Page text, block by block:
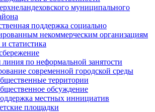
муниципального
поддержка социально
некоммерческим организациям
статистика
линия по неформальной занятости
современной городской среды
территории
обсуждение
местных иннициатив
площадки